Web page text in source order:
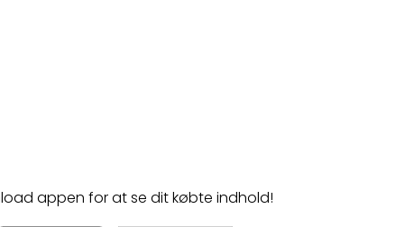
appen for at se dit købte indhold!